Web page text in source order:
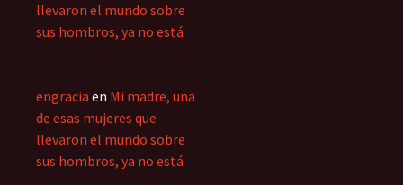
llevaron el mundo sobre
sus hombros, ya no está
engracia en Mi madre, una
de esas mujeres que
llevaron el mundo sobre
sus hombros, ya no está